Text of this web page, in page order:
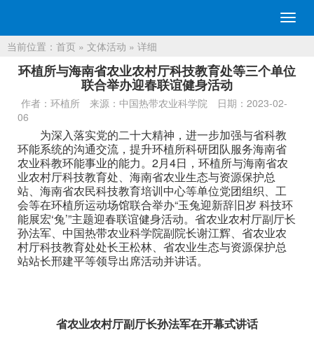
切
换
航
当前位置： 首页 » 文体活动 » 详细
环植所与海南省农业农村厅科技教育处等三个单位
联合举办迎春联谊健身活动
作者：环植所 来源：中国热带农业科学院
日期：2023-02-
06
为深入落实党的二十大精神，进一步加强与省科教
环能系统的沟通交流，提升环植所科研团队服务海南省
农业科教环能事业的能力。2月4日，环植所与海南省农
业农村厅科技教育处、海南省农业生态与资源保护总
站、海南省农民科技教育培训中心等单位党团组织、工
会等在环植所运动场馆联合举办“玉兔迎新辞旧岁 科技环
能展宏‘兔’”主题迎春联谊健身活动。省农业农村厅副厅长
孙法军、中国热带农业科学院副院长谢江辉、省农业农
村厅科技教育处处长王松林、省农业生态与资源保护总
站站长邢建平等领导出席活动并讲话。
省农业农村厅副厅长孙法军在开幕式讲话